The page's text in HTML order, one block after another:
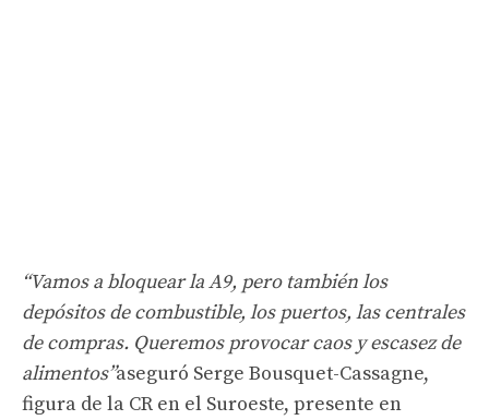
“Vamos a bloquear la A9, pero también los
depósitos de combustible, los puertos, las centrales
de compras. Queremos provocar caos y escasez de
alimentos”aseguró Serge Bousquet-Cassagne,
figura de la CR en el Suroeste, presente en